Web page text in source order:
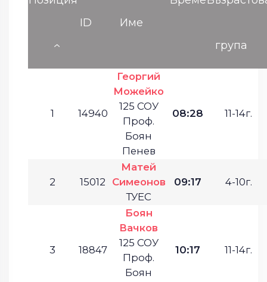
ID
Име
група
1 14940
Георгий
Можейко
125 СОУ
Проф.
Боян
Пенев
08:28 11-14г.
2 15012
Матей
Симеонов
ТУЕС
09:17 4-10г.
3 18847
Боян
Вачков
125 СОУ
Проф.
Боян
10:17 11-14г.